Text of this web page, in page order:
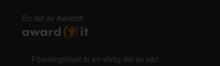
En del av AwardIt
Föreningslivet är en viktig del av vårt